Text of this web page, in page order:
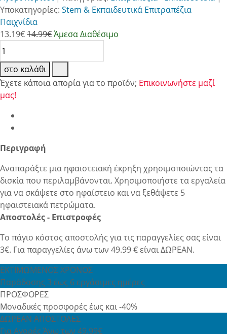
Υποκατηγορίες: Stem & Εκπαιδευτικά Επιτραπέζια
Παιχνίδια
13.19€14.99€Άμεσα Διαθέσιμο
στο καλάθι
Έχετε κάποια απορία για το προϊόν; Επικοινωνήστε μαζί
μας!
Περιγραφή
Αναπαράξτε μια ηφαιστειακή έκρηξη χρησιμοποιώντας τα
δισκία που περιλαμβάνονται. Χρησιμοποιήστε τα εργαλεία
για να σκάψετε στο ηφαίστειο και να ξεθάψετε 5
ηφαιστειακά πετρώματα.
Αποστολές - Επιστροφές
Το πάγιο κόστος αποστολής για τις παραγγελίες σας είναι
3€. Για παραγγελίες άνω των 49.99 € είναι ΔΩΡΕΑΝ.
ΕΚΤΙΜΩΜΕΝΟΣ ΧΡΟΝΟΣ
Παράδοσης 3 έως 6 εργάσιμες ημέρες
ΠΡΟΣΦΟΡΕΣ
Μοναδικές προσφορές έως και -40%
ΔΩΡΕΑΝ ΑΠΟΣΤΟΛΕΣ
Για Αγορές Άνω των 49,99€